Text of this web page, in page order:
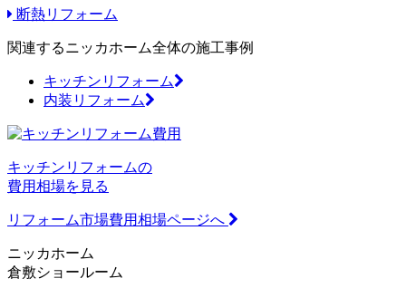
断熱リフォーム
関連するニッカホーム全体の施工事例
キッチンリフォーム
内装リフォーム
キッチンリフォームの
費用相場を見る
リフォーム市場費用相場ページへ
ニッカホーム
倉敷ショールーム